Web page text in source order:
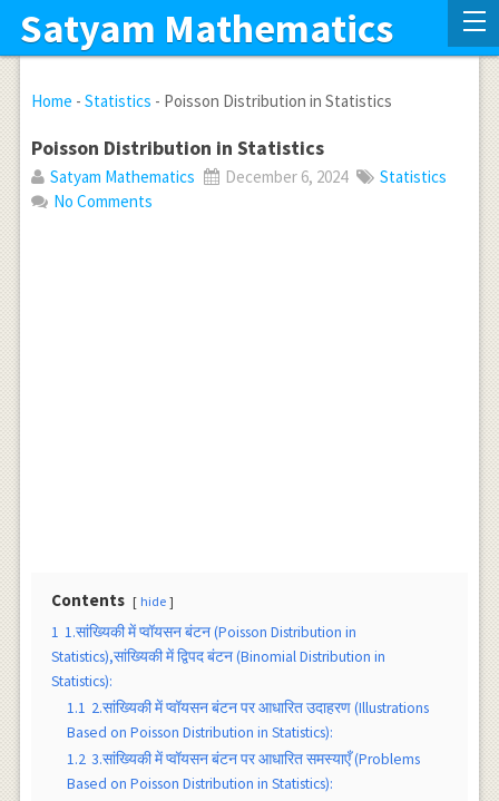
Satyam Mathematics
Home - Statistics - Poisson Distribution in Statistics
Poisson Distribution in Statistics
Satyam Mathematics December 6, 2024
Statistics
No Comments
Contents hide
1 1.सांख्यिकी में प्वाॅयसन बंटन (Poisson Distribution in
Statistics),सांख्यिकी में द्विपद बंटन (Binomial Distribution in
Statistics):
1.1 2.सांख्यिकी में प्वाॅयसन बंटन पर आधारित उदाहरण (Illustrations
Based on Poisson Distribution in Statistics):
1.2 3.सांख्यिकी में प्वाॅयसन बंटन पर आधारित समस्याएँ (Problems
Based on Poisson Distribution in Statistics):